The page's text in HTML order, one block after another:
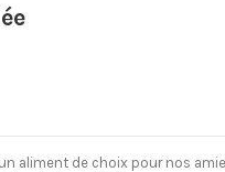
aliment de choix pour nos